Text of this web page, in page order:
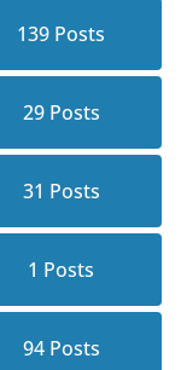
139 Posts
29Posts
31 Posts
1 Posts
94Posts